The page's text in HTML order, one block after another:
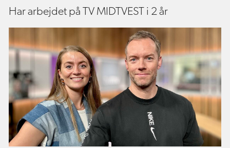
Har arbejdet på TV MIDTVEST i 2 år